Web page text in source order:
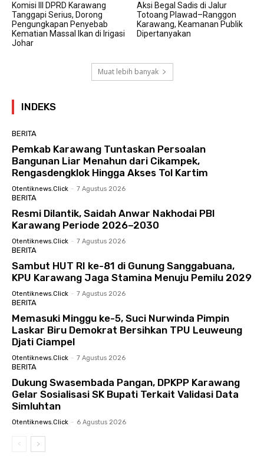
Komisi III DPRD Karawang
Tanggapi Serius, Dorong
Pengungkapan Penyebab
Kematian Massal Ikan di Irigasi
Johar
Aksi Begal Sadis di Jalur
Totoang Plawad–Ranggon
Karawang, Keamanan Publik
Dipertanyakan
Muat lebih banyak
INDEKS
BERITA
Pemkab Karawang Tuntaskan Persoalan
Bangunan Liar Menahun dari Cikampek,
Rengasdengklok Hingga Akses Tol Kartim
Otentiknews.click - 7 Agustus 2026
BERITA
Resmi Dilantik, Saidah Anwar Nakhodai PBI
Karawang Periode 2026–2030
Otentiknews.click - 7 Agustus 2026
BERITA
Sambut HUT RI ke-81 di Gunung Sanggabuana,
KPU Karawang Jaga Stamina Menuju Pemilu 2029
Otentiknews.click - 7 Agustus 2026
BERITA
Memasuki Minggu ke-5, Suci Nurwinda Pimpin
Laskar Biru Demokrat Bersihkan TPU Leuweung
Djati Ciampel
Otentiknews.click - 7 Agustus 2026
BERITA
Dukung Swasembada Pangan, DPKPP Karawang
Gelar Sosialisasi SK Bupati Terkait Validasi Data
Simluhtan
Otentiknews.click - 6 Agustus 2026